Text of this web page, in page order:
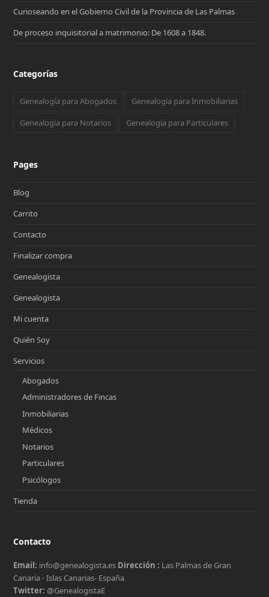
Curioseando en el Gobierno Civil de la Provincia de Las Palmas
De proceso inquisitorial a matrimonio: De 1608 a 1848.
Categorías
Genealogía para Abogados
Genealogía para Inmobiliarias
Genealogía para Notarios
Genealogía para Particulares
Pages
Blog
Carrito
Contacto
Finalizar compra
Genealogista
Genealogista
Mi cuenta
Quién Soy
Servicios
Abogados
Administradores de Fincas
Inmobiliarias
Médicos
Notarios
Particulares
Psicólogos
Tienda
Contacto
Email: info@genealogista.es Dirección : Las Palmas de Gran
Canaria - Islas Canarias- España
Twitter: @GenealogistaE